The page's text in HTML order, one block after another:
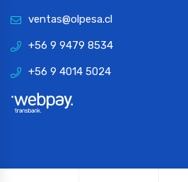
ventas@olpesa.cl
+56 9 9479 8534
+56 9 4014 5024